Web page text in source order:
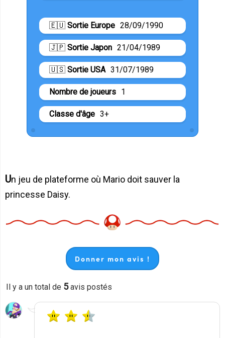
🇪🇺 Sortie Europe 28/09/1990
🇯🇵 Sortie Japon 21/04/1989
🇺🇸 Sortie USA 31/07/1989
Nombre de joueurs 1
Classe d'âge 3+
Un jeu de plateforme où Mario doit sauver la
princesse Daisy.
Donner mon avis !
Il y a un total de 5avis postés